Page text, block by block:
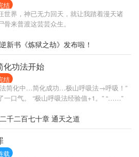
结
世界，神已无力回天，就让我踏着漫天诸
骨来普渡这芸芸众生。
新书《炼狱之劫》发布啦！
化功法开始
结
法简化中…简化成功…极山呼吸法→呼吸！”
一口气。 “极山呼吸法经验值+1。” “……”
千二百七十章 通天之道
载